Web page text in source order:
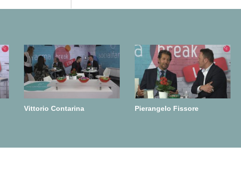
Vittorio Contarina Pierangelo Fissore